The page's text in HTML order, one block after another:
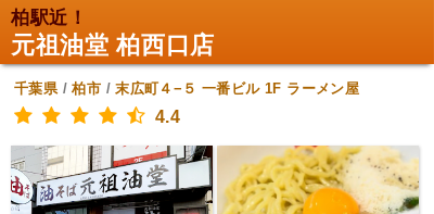
柏駅近！
元祖油堂 柏西口店
千葉県/柏市 /末広町４−５ 一番ビル 1F ラーメン屋
4.4